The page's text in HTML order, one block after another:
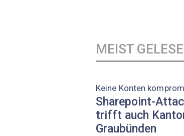
MEIST
Keine Konten
Sharepoint-
trifft auch
Graubünden